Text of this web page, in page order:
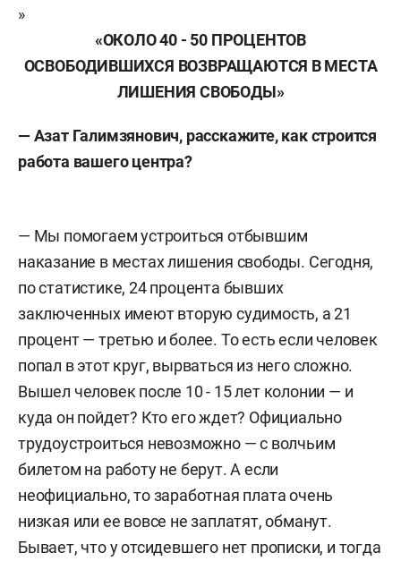
»
«ОКОЛО 40 - 50 ПРОЦЕНТОВ
ОСВОБОДИВШИХСЯ ВОЗВРАЩАЮТСЯ В МЕСТА
ЛИШЕНИЯ СВОБОДЫ»
— Азат Галимзянович, расскажите, как строится
работа вашего центра?
— Мы помогаем устроиться отбывшим
наказание в местах лишения свободы. Сегодня,
по статистике, 24 процента бывших
заключенных имеют вторую судимость, а 21
процент — третью и более. То есть если человек
попал в этот круг, вырваться из него сложно.
Вышел человек после 10 - 15 лет колонии — и
куда он пойдет? Кто его ждет? Официально
трудоустроиться невозможно — с волчьим
билетом на работу не берут. А если
неофициально, то заработная плата очень
низкая или ее вовсе не заплатят, обманут.
Бывает, что у отсидевшего нет прописки, и тогда